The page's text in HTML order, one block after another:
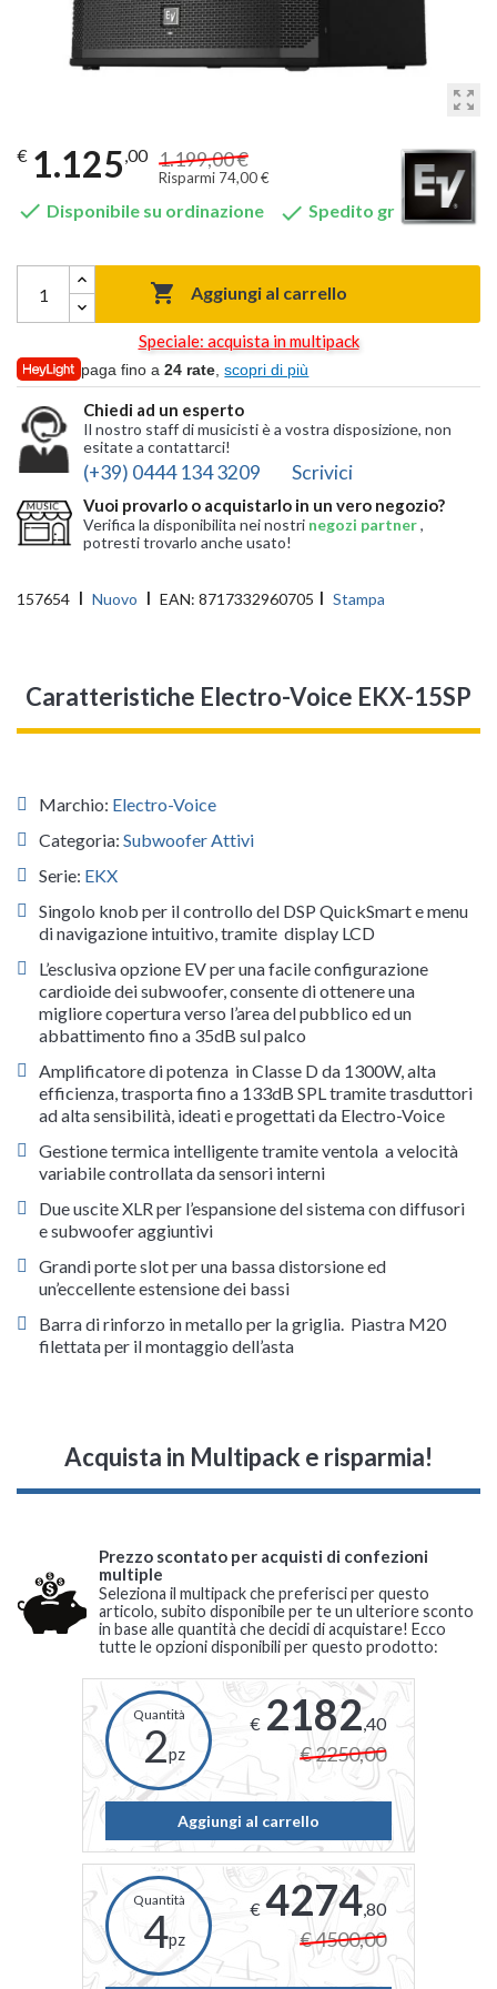
zoom_out_map
€ 1.125,00 1.199,00 €
Risparmi 74,00 €
 Disponibile su ordinazione  Spedito gratis
 Aggiungi al carrello
Speciale: acquista in multipack
paga fino a24 rate ,scopri di più
Chiedi ad un esperto
Il nostro staff di musicisti è a vostra disposizione, non
esitate a contattarci!
(+39) 0444 134 3209 Scrivici
Vuoi provarlo o acquistarlo in un vero negozio?
Verifica la disponibilita nei nostri negozi partner,
potresti trovarlo anche usato!
157654 Nuovo EAN: 8717332960705 Stampa
Caratteristiche Electro-Voice EKX-15SP
Marchio: Electro-Voice
Categoria: Subwoofer Attivi
Serie: EKX
Singolo knob per il controllo del DSP QuickSmart e menu
di navigazione intuitivo, tramite display LCD
L’esclusiva opzione EV per una facile configurazione
cardioide dei subwoofer, consente di ottenere una
migliore copertura verso l’area del pubblico ed un
abbattimento fino a 35dB sul palco
Amplificatore di potenza in Classe D da 1300W, alta
efficienza, trasporta fino a 133dB SPL tramite trasduttori
ad alta sensibilità, ideati e progettati da Electro-Voice
Gestione termica intelligente tramite ventola a velocità
variabile controllata da sensori interni
Due uscite XLR per l’espansione del sistema con diffusori
e subwoofer aggiuntivi
Grandi porte slot per una bassa distorsione ed
un’eccellente estensione dei bassi
Barra di rinforzo in metallo per la griglia. Piastra M20
filettata per il montaggio dell’asta
Acquista in Multipack e risparmia!
Prezzo scontato per acquisti di confezioni
multiple
Seleziona il multipack che preferisci per questo
articolo, subito disponibile per te un ulteriore sconto
in base alle quantità che decidi di acquistare! Ecco
tutte le opzioni disponibili per questo prodotto:
2pz
€ 2182,40
€ 2250,00
Aggiungi al carrello
4pz
€ 4274,80
€ 4500,00